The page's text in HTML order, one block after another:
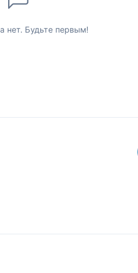
нет. Будьте первым!